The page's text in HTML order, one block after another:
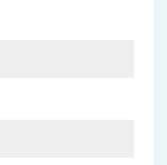
de
elke